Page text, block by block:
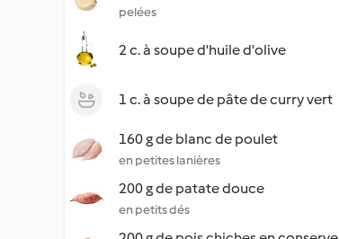
pelées
2 c. à soupe d'huile d'olive
1 c. à soupe de pâte de curry vert
160 g de blanc de poulet
en petites lanières
200 g de patate douce
en petits dés